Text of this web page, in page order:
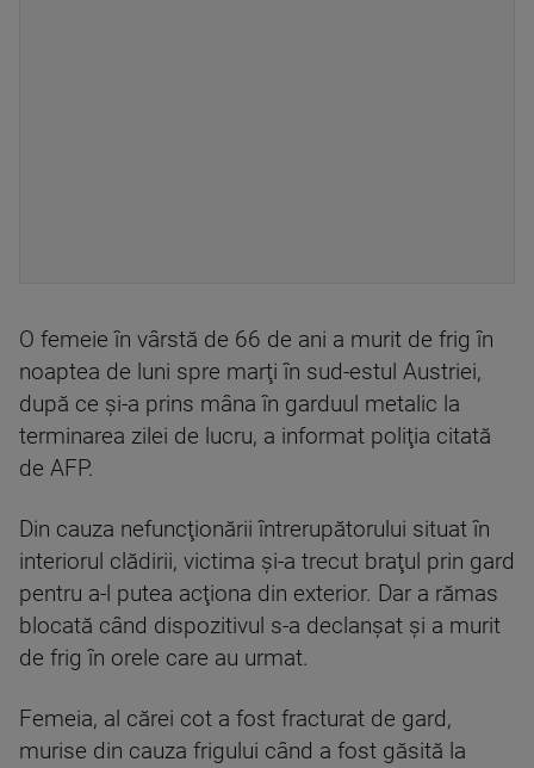
O femeie în vârstă de 66 de ani a murit de frig în
noaptea de luni spre marţi în sud-estul Austriei,
după ce şi-a prins mâna în garduul metalic la
terminarea zilei de lucru, a informat poliţia citată
de AFP.
Din cauza nefuncţionării întrerupătorului situat în
interiorul clădirii, victima şi-a trecut braţul prin gard
pentru a-l putea acţiona din exterior. Dar a rămas
blocată când dispozitivul s-a declanşat şi a murit
de frig în orele care au urmat.
Femeia, al cărei cot a fost fracturat de gard,
murise din cauza frigului când a fost găsită la